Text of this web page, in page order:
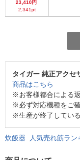
23,410円
2,341pt
タイガー 純正アクセ
商品はこちら
※お客様都合による
※必ず対応機種をご確
※生産が終了してい
炊飯器 人気売れ筋ラン